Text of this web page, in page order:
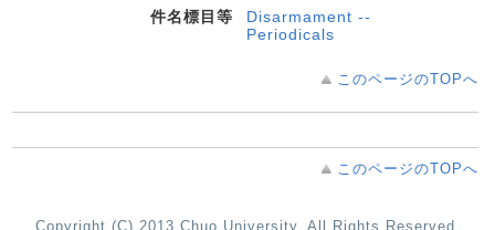
件名標目等
Disarmament --
Periodicals
このページのTOPへ
このページのTOPへ
Copyright (C) 2013 Chuo University. All Rights Reserved.